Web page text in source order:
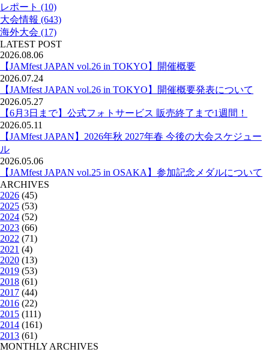
レポート (10)
大会情報 (643)
海外大会 (17)
LATEST POST
2026.08.06
【JAMfest JAPAN vol.26 in TOKYO】開催概要
2026.07.24
【JAMfest JAPAN vol.26 in TOKYO】開催概要発表について
2026.05.27
【6月3日まで】公式フォトサービス 販売終了まで1週間！
2026.05.11
【JAMfest JAPAN】2026年秋 2027年春 今後の大会スケジュー
ル
2026.05.06
【JAMfest JAPAN vol.25 in OSAKA】参加記念メダルについて
ARCHIVES
2026 (45)
2025 (53)
2024 (52)
2023 (66)
2022 (71)
2021 (4)
2020 (13)
2019 (53)
2018 (61)
2017 (44)
2016 (22)
2015 (111)
2014 (161)
2013 (61)
MONTHLY ARCHIVES